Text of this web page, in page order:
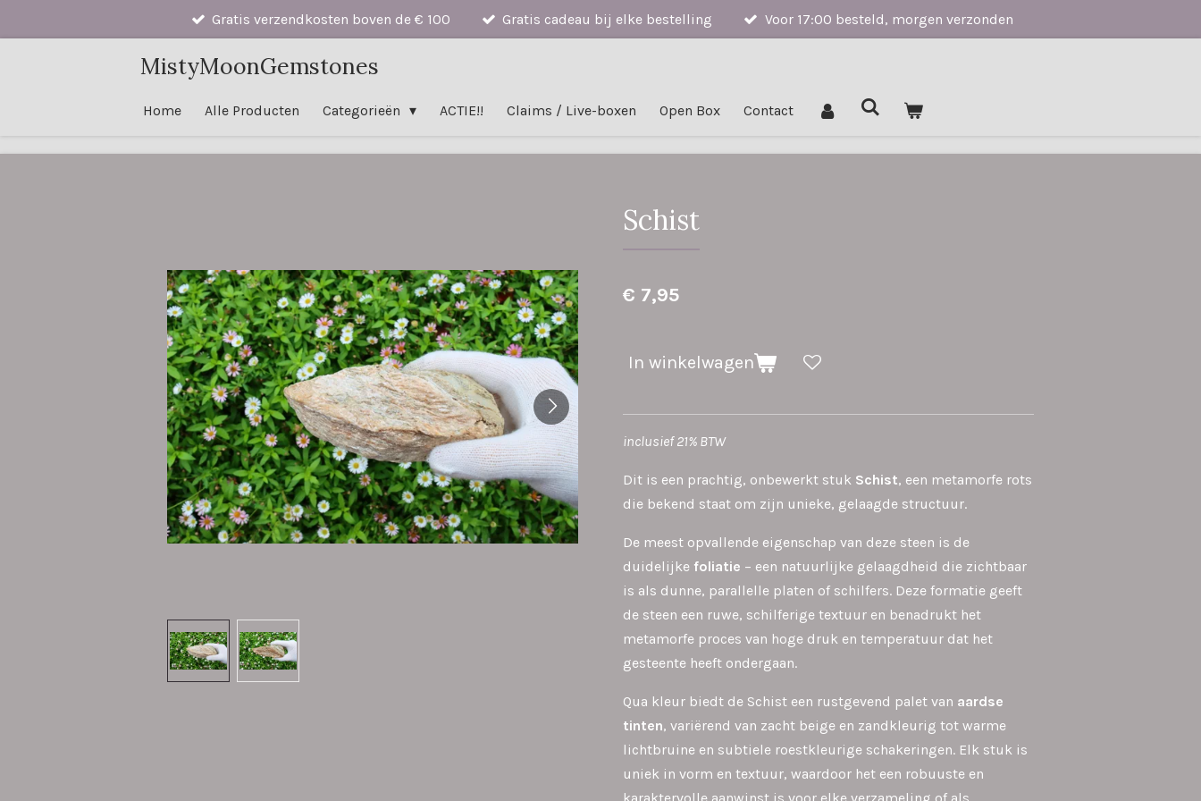
Gratis verzendkosten boven de € 100 Gratis cadeau bij elke bestelling Voor 17:00 besteld, morgen verzonden
MistyMoonGemstones
Home Alle Producten Categorieën ACTIE!! Claims / Live-boxen Open Box Contact
Schist
€ 7,95
In winkelwagen
inclusief 21% BTW
Dit is een prachtig, onbewerkt stuk Schist, een metamorfe rots
die bekend staat om zijn unieke, gelaagde structuur.
De meest opvallende eigenschap van deze steen is de
duidelijke foliatie – een natuurlijke gelaagdheid die zichtbaar
is als dunne, parallelle platen of schilfers. Deze formatie geeft
de steen een ruwe, schilferige textuur en benadrukt het
metamorfe proces van hoge druk en temperatuur dat het
gesteente heeft ondergaan.
Qua kleur biedt de Schist een rustgevend palet van aardse
tinten, variërend van zacht beige en zandkleurig tot warme
lichtbruine en subtiele roestkleurige schakeringen. Elk stuk is
uniek in vorm en textuur, waardoor het een robuuste en